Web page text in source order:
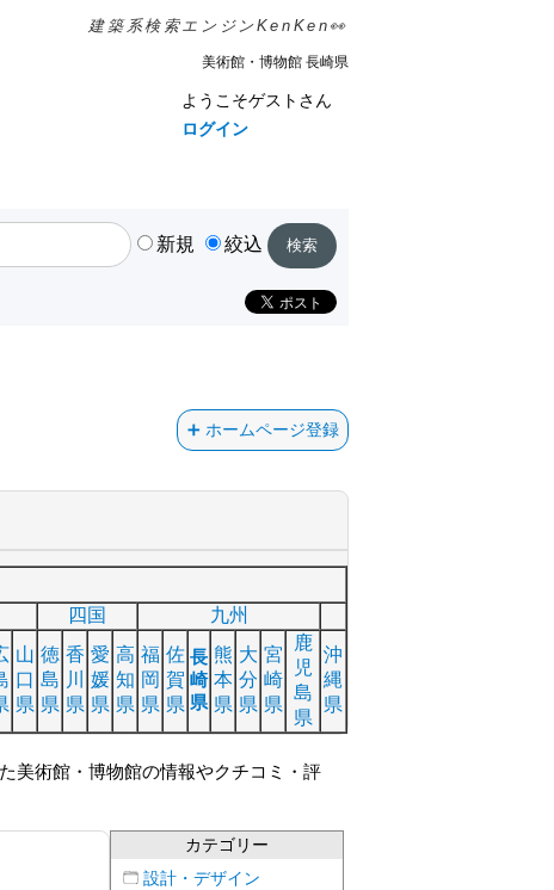
建築系検索エンジンKenKen👀
美術館・博物館 長崎県
ようこそゲストさん
ログイン
新規 絞込
ホームページ登録
四国
九州
山
口
県
徳
島
県
香
川
県
愛
媛
県
高
知
県
福
岡
県
佐
賀
県
長
崎
県
熊
本
県
大
分
県
宮
崎
県
鹿
児
島
県
沖
縄
県
美術館・博物館の情報やクチコミ・評
カテゴリー
設計・デザイン